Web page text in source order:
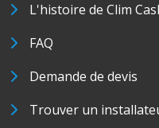
L'histoire de Clim
FAQ
Demande de devis
Trouver un